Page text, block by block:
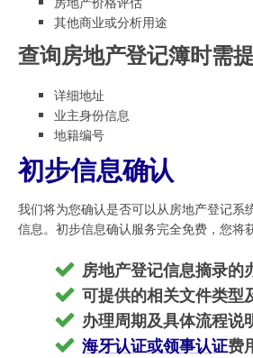
其他商业或分析用途
查询房地产登记簿时需
详细地址
业主身份信息
地籍编号
初步信息确认
我们将为您确认是否可以从房地产登记系
信息。初步信息确认服务完全免费，您将
房地产登记信息摘录的
可提供的相关文件类型
办理周期及具体流程说
海牙认证或领事认证费